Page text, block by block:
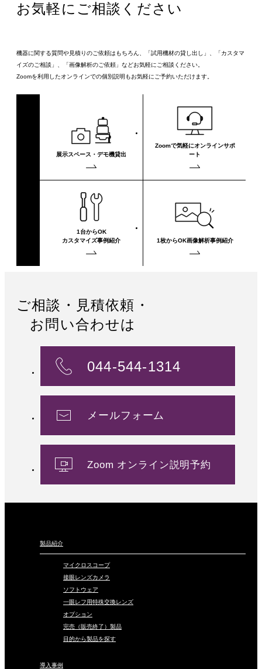
お気軽にご相談ください
機器に関する質問や見積りのご依頼はもちろん、「試用機材の貸し出し」、「カスタマ
イズのご相談」、「画像解析のご依頼」などお気軽にご相談ください。
Zoomを利用したオンラインでの個別説明もお気軽にご予約いただけます。
展示スペース・ デモ機貸出
Zoomで気軽にオンラインサポ
ート
1台からOK
カスタマイズ事例紹介
1枚からOK画像解析事例紹介
ご相談・見積依頼・
お問い合わせは
044-544-1314
メールフォーム
Zoom オンライン説明予約
製品紹介
マイクロスコープ
接眼レンズカメラ
ソフトウェア
一眼レフ用特殊交換レンズ
オプション
完売（販売終了）製品
目的から製品を探す
導入事例